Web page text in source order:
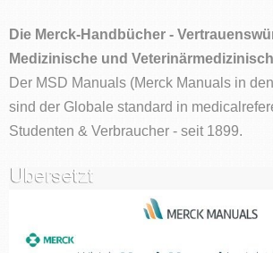
Die Merck-Handbücher -
Medizinische und
Der MSD Manuals (Merck Manuals in
sind der Globale standard in
Studenten & Verbraucher - seit 1899.